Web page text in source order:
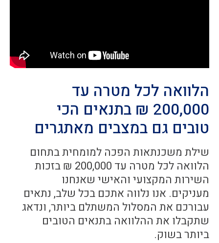
הלוואה לכל מטרה עד
200,000 ₪ בתנאים הכי
טובים גם במצבים מאתגרים
שילת משכנתאות הפכה למומחית בתחום
הלוואה לכל מטרה עד 200,000 ₪ בזכות
השירות המקצועי והאישי שאנחנו
מעניקים. אנו נלווה אתכם בכל שלב, נתאים
עבורכם את המסלול המשתלם ביותר, ונדאג
שתקבלו את ההלוואה בתנאים הטובים
ביותר בשוק.